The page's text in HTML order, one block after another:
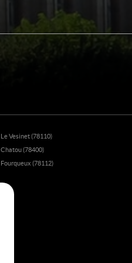
Le Vesinet (78110)
Chatou (78400)
Fourqueux (78112)